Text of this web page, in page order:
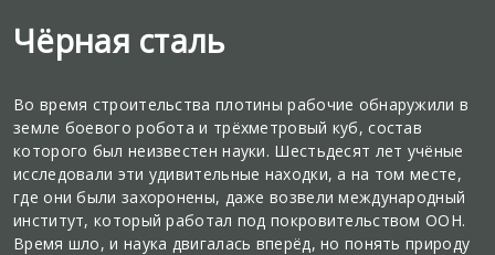
Чёрная сталь
Во время строительства плотины рабочие обнаружили в
земле боевого робота и трёхметровый куб, состав
которого был неизвестен науки. Шестьдесят лет учёные
исследовали эти удивительные находки, а на том месте,
где они были захоронены, даже возвели международный
институт, который работал под покровительством ООН.
Время шло, и наука двигалась вперёд, но понять природу